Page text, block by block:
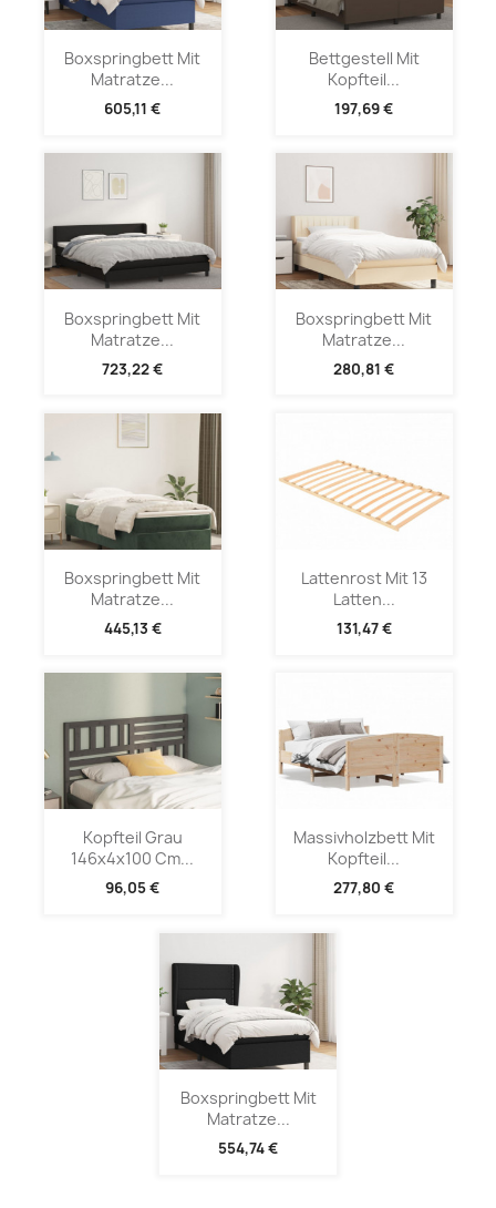
Boxspringbett Mit
Matratze...
605,11 €
Bettgestell Mit
Kopfteil...
197,69 €
Boxspringbett Mit
Matratze...
723,22 €
Boxspringbett Mit
Matratze...
280,81 €
Boxspringbett Mit
Matratze...
445,13 €
Lattenrost Mit 13
Latten...
131,47 €
Kopfteil Grau
146x4x100 Cm...
96,05 €
Massivholzbett Mit
Kopfteil...
277,80 €
Boxspringbett Mit
Matratze...
554,74 €